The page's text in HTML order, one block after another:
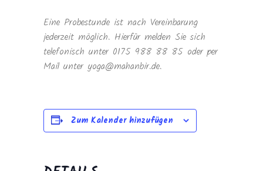
Eine Probestunde ist nach Vereinbarung
jederzeit möglich. Hierfür melden Sie sich
telefonisch unter 0175 988 88 85 oder per
Mail unter yoga@mahanbir.de.
Zum Kalender hinzufügen